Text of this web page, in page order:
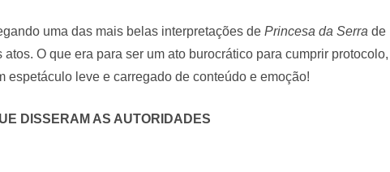
uma das mais belas interpretações de Princesa da Serra de
O que era para ser um ato burocrático para cumprir protocolo,
espetáculo leve e carregado de conteúdo e emoção!
DISSERAM AS AUTORIDADES